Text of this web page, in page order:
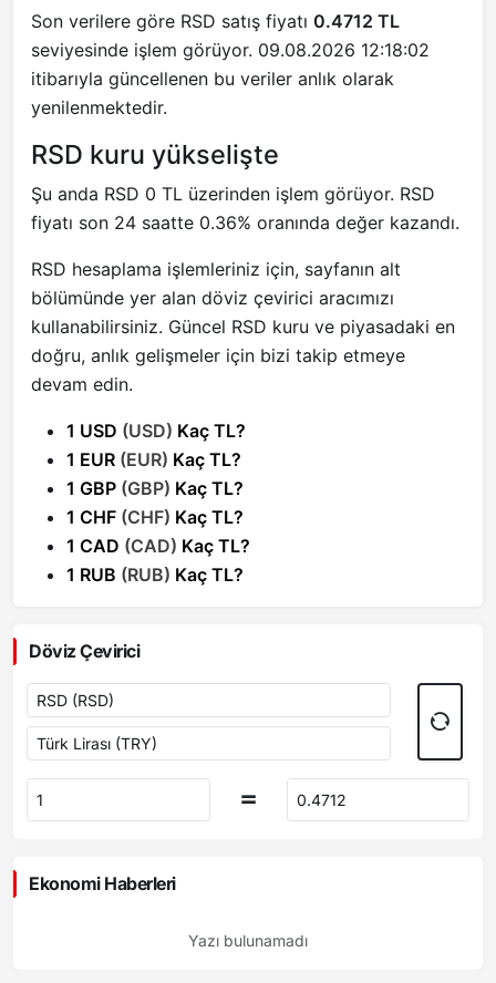
Son verilere göre RSD satış fiyatı 0.4712 TL
seviyesinde işlem görüyor. 09.08.2026 12:18:02
itibarıyla güncellenen bu veriler anlık olarak
yenilenmektedir.
RSD kuru yükselişte
Şu anda RSD 0 TL üzerinden işlem görüyor. RSD
fiyatı son 24 saatte 0.36% oranında değer kazandı.
RSD hesaplama işlemleriniz için, sayfanın alt
bölümünde yer alan döviz çevirici aracımızı
kullanabilirsiniz. Güncel RSD kuru ve piyasadaki en
doğru, anlık gelişmeler için bizi takip etmeye
devam edin.
1 USD (USD) Kaç TL?
1 EUR (EUR) Kaç TL?
1 GBP (GBP) Kaç TL?
1 CHF (CHF) Kaç TL?
1 CAD (CAD) Kaç TL?
1 RUB (RUB) Kaç TL?
Döviz Çevirici
Ekonomi Haberleri
Yazı bulunamadı